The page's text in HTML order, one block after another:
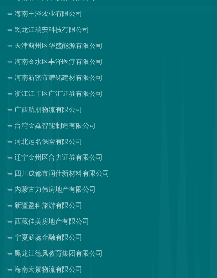
海南丰泽农业有限公司
黑龙江瑞安科技有限公司
天津蓟州区华盛能源有限公司
河南金水区丰泽医疗有限公司
河南新密市耀铭建材有限公司
浙江江干区广汇证券有限公司
广西航朋物流有限公司
台湾金鑫智能制造有限公司
河北运名保险有限公司
辽宁金州区合力证券有限公司
四川成都市润仕新材料有限公司
内蒙古力伟房地产有限公司
新疆盈科旅游有限公司
西藏佳美房地产有限公司
宁夏涵蕊金融有限公司
黑龙江德风教育集团有限公司
海南宏景物流有限公司